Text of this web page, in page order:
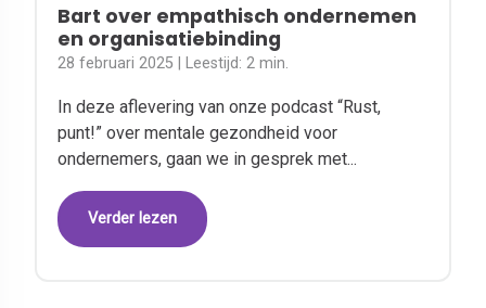
Bart over empathisch ondernemen
en organisatiebinding
28 februari 2025 | Leestijd:2 min.
In deze aflevering van onze podcast “Rust,
punt!” over mentale gezondheid voor
ondernemers, gaan we in gesprek met...
Verder lezen